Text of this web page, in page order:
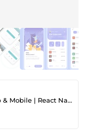
Développeur Full-Stack Web & Mobile | React Native, Flutter & Node.js